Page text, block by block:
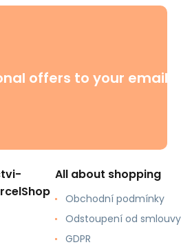
offers to your email
All about shopping
Obchodní podmínky
Odstoupení od smlouvy
GDPR